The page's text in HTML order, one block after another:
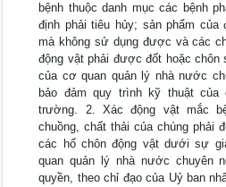
bệnh thuộc danh mục các bệnh
định phải tiêu hủy; sản phẩm của
mà không sử dụng được và các
động vật phải được đốt hoặc
của cơ quan quản lý nhà nước
bảo đảm quy trình kỹ thuật
trường. 2. Xác động vật mắc
chuồng, chất thải của chúng phải
các hố chôn động vật dưới sự
quan quản lý nhà nước chuyên
quyền, theo chỉ đạo của Uỷ ban